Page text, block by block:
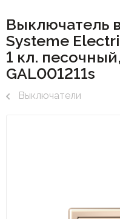
Выключатель
Systeme
1 кл.
GAL001211s
Выключатели